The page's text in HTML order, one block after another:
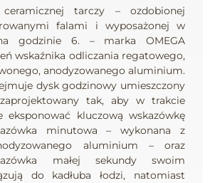
tarczy – ozdobionej
falami i wyposażonej w
godzinie 6. – marka OMEGA
wskaźnika odliczania regatowego,
anodyzowanego aluminium.
dysk godzinowy umieszczony
tak, aby w trakcie
eksponować kluczową wskazówkę
minutowa – wykonana z
aluminium – oraz
małej sekundy swoim
do kadłuba łodzi, natomiast